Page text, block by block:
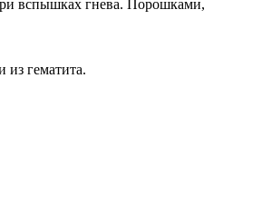
вспышках гнева. Порошками,
из гематита.